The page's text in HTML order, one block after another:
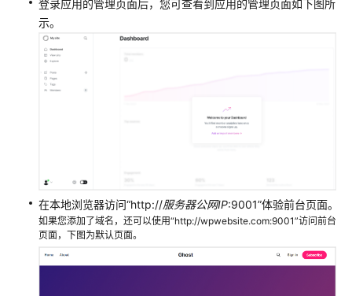
登录应用的管理页面后，您可查看到应用的管理页面如下图所
示。
在本地浏览器访问“http://服务器公网IP:9001”体验前台页面。
如果您添加了域名，还可以使用“http://wpwebsite.com:9001”访问前台
页面，下图为默认页面。